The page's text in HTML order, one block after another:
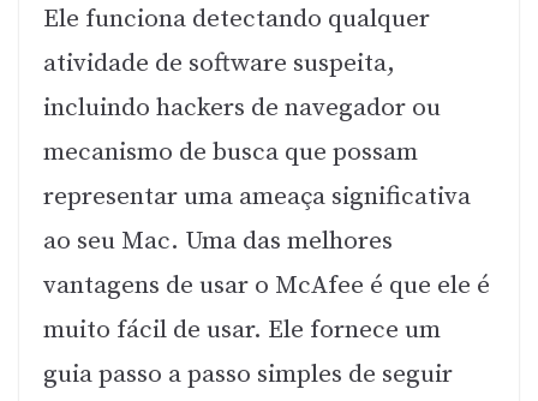
Ele funciona detectando qualquer
atividade de software suspeita,
incluindo hackers de navegador ou
mecanismo de busca que possam
representar uma ameaça significativa
ao seu Mac. Uma das melhores
vantagens de usar o McAfee é que ele é
muito fácil de usar. Ele fornece um
guia passo a passo simples de seguir